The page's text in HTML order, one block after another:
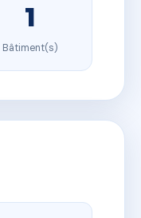
1
Bâtiment(s)